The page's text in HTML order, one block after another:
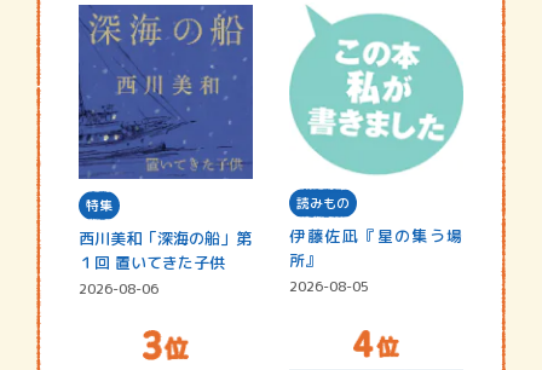
特集
西川美和「深海の船」第
１回 置いてきた子供
2026-08-06
読みもの
伊藤佐凪『星の集う場
所』
2026-08-05